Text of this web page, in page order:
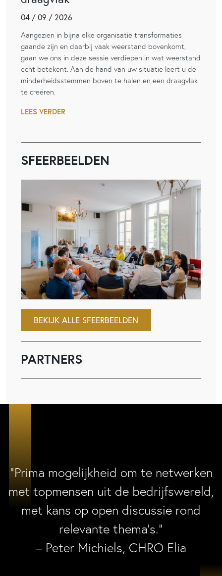
04 / 09 / 2026
Aangezien in bijna elke organisatie transformaties
gaande zijn en daarbij vaak weerstand bovenkomt,
gaan we ons in deze sessie verdiepen in wat weerstand
echt betekent. Aan de hand van uw situatie leert u de
minderheidsstemmen boven te halen en een draagvlak
te creëren.
LEES VERDER
SFEERBEELDEN
BEKIJK ALLE SFEERBEELDEN
PARTNERS
“Prima mogelijkheid om te netwerken
met topmensen uit de bedrijfswereld,
met kans op open discussie rond
relevante thema’s.”
– Peter Michiels, CHRO Elia